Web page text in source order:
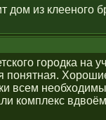
дом из клееного
городка на
понятная.
всем
комплекс